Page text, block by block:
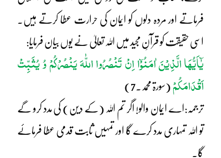
فرماتے اور مردہ دلوں کو ایمان کی حرارت عطا کرتے ہیں۔
اسی حقیقت کو قرآنِ مجید میں اللہ تعالیٰ نے یوں بیان فرمایا:
یٰٓاَیُّھَا الَّذِیْنَ اٰمَنُوْٓا اِنْ تَنْصُرُوا اللّٰہَ یَنْصُرْکُمْ وُ یُثَبِّتْ
اَقْدَامَکُمْ (سورۃ محمد۔7)
ترجمہ:اے ایمان والو! اگر تم اللہ (کے دین) کی مدد کرو گے
تو اللہ تمہاری مدد کرے گا اور تمہیں ثابت قدمی عطا فرمائے
گا۔